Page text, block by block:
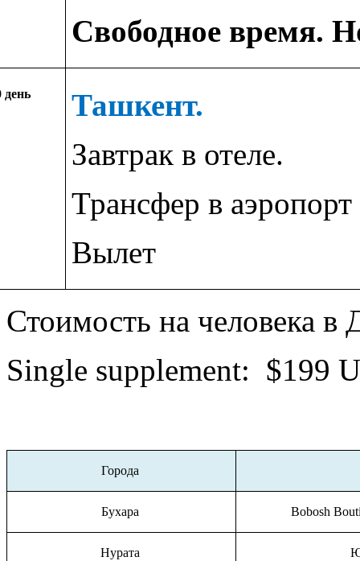
Свободное время.
день
Ташкент.
Завтрак в отеле.
Трансфер в аэропорт
Вылет
Стоимость на человека
Single supplement: $199
Города
Бухара Bobosh
Нурата